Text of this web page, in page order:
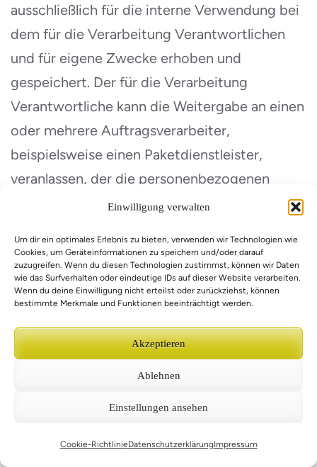
Einwilligung verwalten
Um dir ein optimales Erlebnis zu bieten, verwenden wir Technologien wie
Cookies, um Geräteinformationen zu speichern und/oder darauf
zuzugreifen. Wenn du diesen Technologien zustimmst, können wir Daten
wie das Surfverhalten oder eindeutige IDs auf dieser Website verarbeiten.
Wenn du deine Einwilligung nicht erteilst oder zurückziehst, können
bestimmte Merkmale und Funktionen beeinträchtigt werden.
Akzeptieren
Ablehnen
Einstellungen ansehen
Cookie-RichtlinieDatenschutzerklärungImpressum
ausschließlich für die interne Verwendung bei
dem für die Verarbeitung Verantwortlichen
und für eigene Zwecke erhoben und
gespeichert. Der für die Verarbeitung
Verantwortliche kann die Weitergabe an einen
oder mehrere Auftragsverarbeiter,
beispielsweise einen Paketdienstleister,
veranlassen, der die personenbezogenen
Daten ebenfalls ausschließlich für eine interne
Verantwortlichen zuzurechnen ist, nutzt.
Durch eine Registrierung auf der Internetseite
wird ferner die vom Internet-Service-Provider
(ISP) der betroffenen Person vergebene IP-
Registrierung gespeichert. Die Speicherung
dieser Daten erfolgt vor dem Hintergrund,